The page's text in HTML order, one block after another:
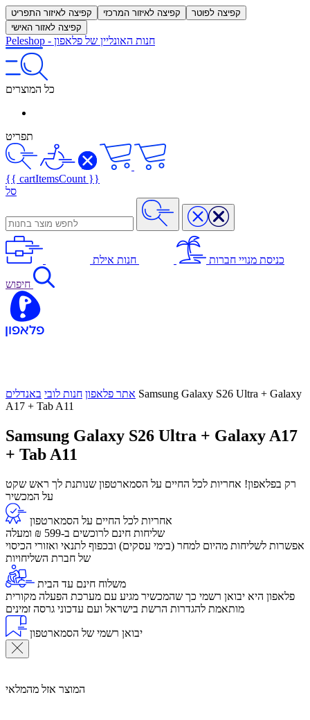
קפיצה לאיזור התפריט קפיצה לאיזור המרכזי
קפיצה לפוטר
קפיצה לאזור האישי
Peleshop - חנות האונליין של פלאפון
כל המוצרים
תפריט
{{ cartItemsCount }}
סל
כניסת מנויי חברות חנות אילת
חיפוש
אתר פלאפון חנות לובי באנדלים
Samsung Galaxy S26 Ultra + Galaxy
A17 + Tab A11
Samsung Galaxy S26 Ultra + Galaxy A17
+ Tab A11
רק בפלאפון! אחריות לכל החיים על הסמארטפון שנותנת לך ראש שקט
על המכשיר
אחריות לכל החיים על הסמארטפון
שליחות חינם לרוכשים ב-599 ₪ ומעלה
​אפשרות לשליחות מהיום למחר (בימי עסקים) ובכפוף לתנאי ואזורי הכיסוי
של חברת השליחויות
משלוח חינם עד הבית
פלאפון היא יבואן רשמי כך שהמכשיר מגיע עם מערכת הפעלה מקורית
מותאמת להגדרות הרשת בישראל ועם עדכוני גרסה זמינים
יבואן רשמי של הסמארטפון
המוצר אזל מהמלאי